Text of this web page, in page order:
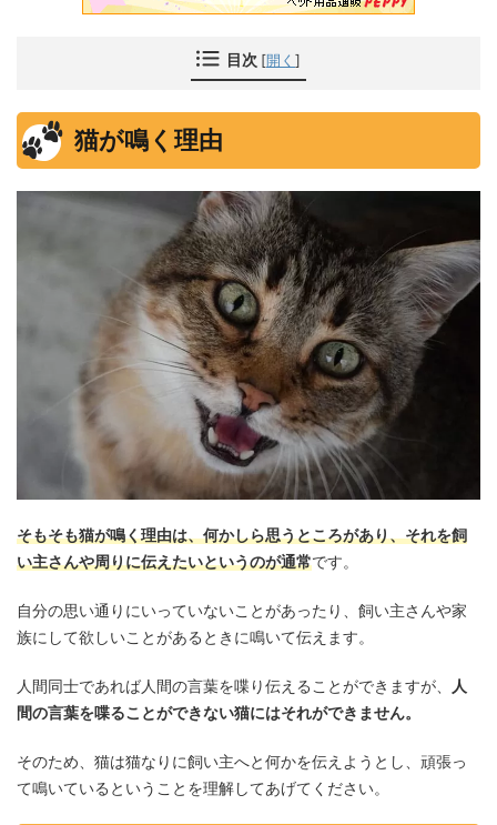
目次 [開く ]
猫が鳴く理由
そもそも猫が鳴く理由は、何かしら思うところがあり、それを飼
い主さんや周りに伝えたいというのが通常です。
自分の思い通りにいっていないことがあったり、飼い主さんや家
族にして欲しいことがあるときに鳴いて伝えます。
人間同士であれば人間の言葉を喋り伝えることができますが、
人
間の言葉を喋ることができない猫にはそれができません。
そのため、猫は猫なりに飼い主へと何かを伝えようとし、頑張っ
て鳴いているということを理解してあげてください。